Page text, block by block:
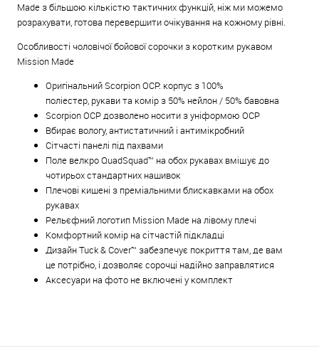
Made з більшою кількістю тактичних функцій, ніж ми можемо
розрахувати, готова перевершити очікування на кожному рівні.
Особливості чоловічої бойової сорочки з коротким рукавом
Mission Made
Оригінальний Scorpion OCP: корпус з 100%
поліестер, рукави та комір з 50% нейлон / 50% бавовна
Scorpion OCP дозволено носити з уніформою OCP
Вбирає вологу, антистатичний і антимікробний
Сітчасті панелі під пахвами
Поле велкро QuadSquad™ на обох рукавах вміщує до
чотирьох стандартних нашивок
Плечові кишені з преміальними блискавками на обох
рукавах
Рельєфний логотип Mission Made на лівому плечі
Комфортний комір на сітчастій підкладці
Дизайн Tuck & Cover™ забезпечує покриття там, де вам
це потрібно, і дозволяє сорочці надійно заправлятися
Аксесуари на фото не включені у комплект